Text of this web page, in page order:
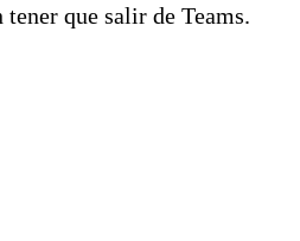
que salir de Teams.